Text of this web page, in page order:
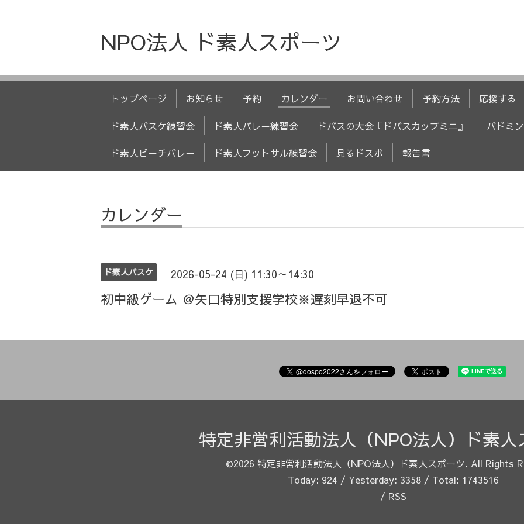
NPO法人 ド素人スポーツ
トップページ お知らせ 予約 カレンダー お問い合わせ 予約方法 応援する
ド素人バスケ練習会 ド素人バレー練習会 ドバスの大会『ドバスカップミニ』 バドミ
ド素人ビーチバレー ド素人フットサル練習会 見るドスポ 報告書
カレンダー
ド素人バスケ 2026-05-24 (日) 11:30～14:30
初中級ゲーム ＠矢口特別支援学校※遅刻早退不可
特定非営利活動法人（NPO法人）ド素人
©2026 特定非営利活動法人（NPO法人）ド素人スポーツ. All Rights
Today: 924 / Yesterday: 3358/ Total: 1743516
/ RSS